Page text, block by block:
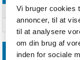
Vi bruger cookies
annoncer, til at
til at analysere
om din brug af
inden for sociale
Modtager inkluderet
Logistik data